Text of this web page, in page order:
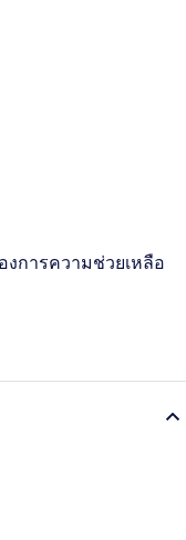
การความช่วยเหลือ